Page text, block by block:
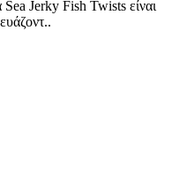
Jerky Fish Twists είναι